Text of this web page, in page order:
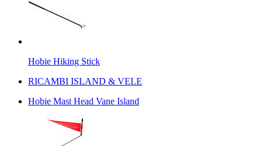
Hobie Hiking Stick
RICAMBI ISLAND & VELE
Hobie Mast Head Vane Island